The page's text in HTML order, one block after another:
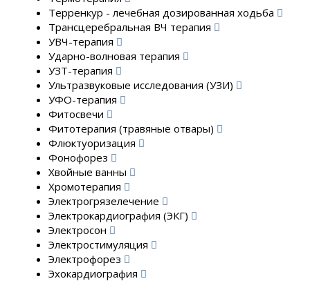
Терренкур - лечебная дозированная ходьба
Трансцеребральная ВЧ терапия
УВЧ-терапия
Ударно-волновая терапия
УЗТ-терапия
Ультразвуковые исследования (УЗИ)
УФО-терапия
Фитосвечи
Фитотерапия (травяные отвары)
Флюктуоризация
Фонофорез
Хвойные ванны
Хромотерапия
Электрогрязелечение
Электрокардиография (ЭКГ)
Электросон
Электростимуляция
Электрофорез
Эхокардиография